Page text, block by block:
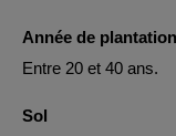
Année de plantation
Entre 20 et 40 ans.
Sol